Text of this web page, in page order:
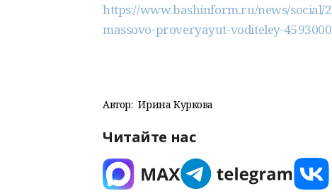
https://www.bashinform.ru/news/social/
massovo-proveryayut-voditeley-4593000
Автор: Ирина Куркова
Читайте нас